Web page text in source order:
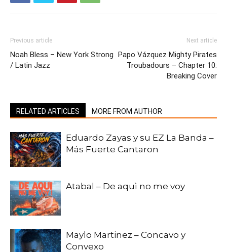
Previous article
Noah Bless – New York Strong
/ Latin Jazz
Next article
Papo Vázquez Mighty Pirates
Troubadours – Chapter 10:
Breaking Cover
RELATED ARTICLES MORE FROM AUTHOR
Eduardo Zayas y su EZ La Banda –
Más Fuerte Cantaron
Atabal – De aquì no me voy
Maylo Martinez – Concavo y
Convexo